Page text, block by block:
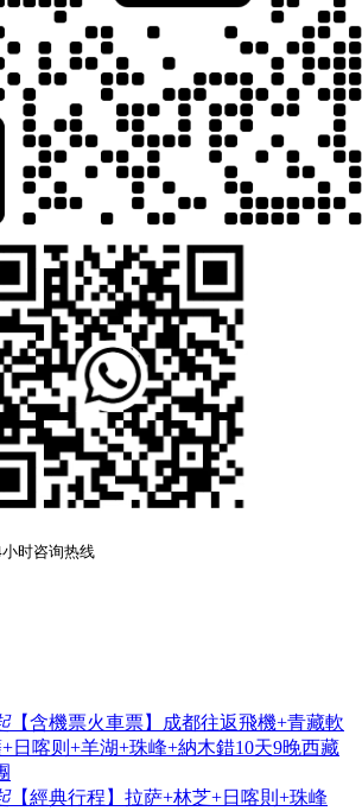
小时咨询热线
【含機票火車票】成都往返飛機+青藏軟
日喀则+羊湖+珠峰+納木錯10天9晚西藏
【經典行程】拉萨+林芝+日喀則+珠峰